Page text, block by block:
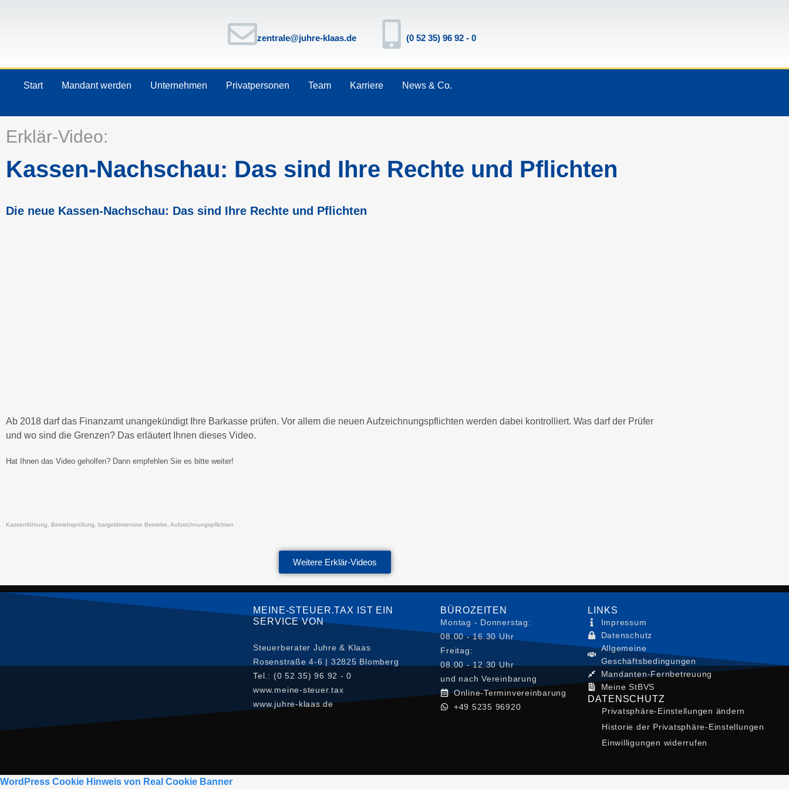
zentrale@juhre-klaas.de (0 52 35) 96 92 - 0
Start Mandant werden Unternehmen Privatpersonen Team Karriere News & Co.
Erklär-Video:
Kassen-Nachschau: Das sind Ihre Rechte und Pflichten
Die neue Kassen-Nachschau: Das sind Ihre Rechte und Pflichten
Ab 2018 darf das Finanzamt unangekündigt Ihre Barkasse prüfen. Vor allem die neuen Aufzeichnungspflichten werden dabei kontrolliert. Was darf der Prüfer
und wo sind die Grenzen? Das erläutert Ihnen dieses Video.
Hat Ihnen das Video geholfen? Dann empfehlen Sie es bitte weiter!
Kassenführung, Betriebsprüfung, bargeldintensive Betriebe, Aufzeichnungspflichten
Weitere Erklär-Videos
MEINE-STEUER.TAX IST EIN
SERVICE VON
Steuerberater Juhre & Klaas
Rosenstraße 4-6 | 32825 Blomberg
Tel.: (0 52 35) 96 92 - 0
www.meine-steuer.tax
www.juhre-klaas.de
BÜROZEITEN
Montag - Donnerstag:
08.00 - 16.30 Uhr
Freitag:
08.00 - 12.30 Uhr
und nach Vereinbarung
Online-Terminvereinbarung
+49 5235 96920
LINKS
Impressum
Datenschutz
Allgemeine
Geschäftsbedingungen
Mandanten-Fernbetreuung
Meine StBVS
DATENSCHUTZ
Privatsphäre-Einstellungen ändern
Historie der Privatsphäre-Einstellungen
Einwilligungen widerrufen
WordPress Cookie Hinweis von Real Cookie Banner